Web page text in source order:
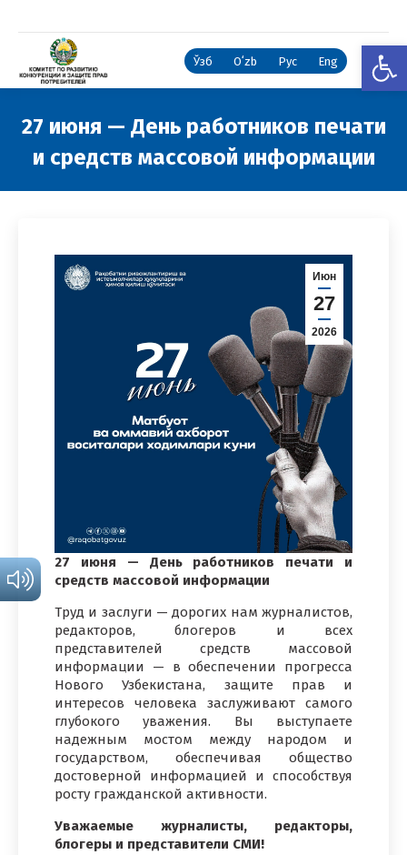
Ўзб Oʻzb Рус Eng
27 июня — День работников печати
и средств массовой информации
Июн
27
2026
27 июня — День работников печати и
средств массовой информации
Труд и заслуги — дорогих нам журналистов,
редакторов, блогеров и всех
представителей средств массовой
информации — в обеспечении прогресса
Нового Узбекистана, защите прав и
интересов человека заслуживают самого
глубокого уважения. Вы выступаете
надежным мостом между народом и
государством, обеспечивая общество
достоверной информацией и способствуя
росту гражданской активности.
Уважаемые журналисты, редакторы,
блогеры и представители СМИ!